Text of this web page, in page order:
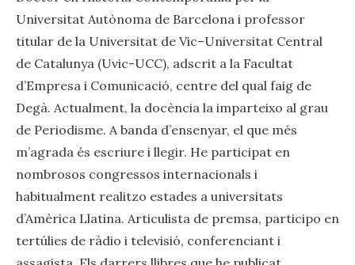
Universitat Autònoma de Barcelona i professor
titular de la Universitat de Vic–Universitat Central
de Catalunya (Uvic-UCC), adscrit a la Facultat
d’Empresa i Comunicació, centre del qual faig de
Degà. Actualment, la docència la imparteixo al grau
de Periodisme. A banda d’ensenyar, el que més
m’agrada és escriure i llegir. He participat en
nombrosos congressos internacionals i
habitualment realitzo estades a universitats
d’Amèrica Llatina. Articulista de premsa, participo en
tertúlies de ràdio i televisió, conferenciant i